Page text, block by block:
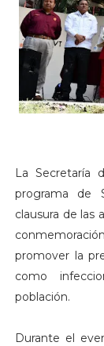
La Secretaría
programa de
clausura de las
promover la
como
población.
Durante el